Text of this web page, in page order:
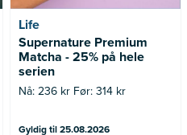
Life
Supernature Premium
Matcha - 25% på hele
serien
Nå: 236 kr Før: 314 kr
Gyldig til 25.08.2026